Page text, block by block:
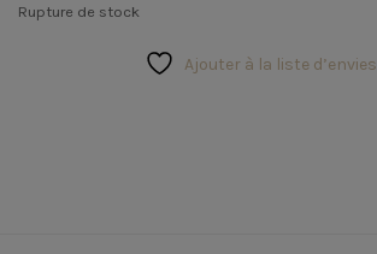
Rupture de stock
Ajouter à la liste d’envies